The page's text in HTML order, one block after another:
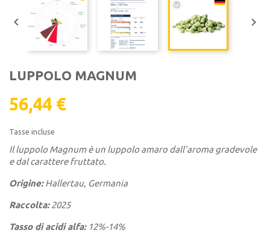
 
LUPPOLO MAGNUM
56,44 €
Tasse incluse
Il luppolo Magnum è un luppolo amaro dall'aroma gradevole
e dal carattere fruttato.
Origine:Hallertau, Germania
Raccolta:2025
Tasso di acidi alfa:12%-14%